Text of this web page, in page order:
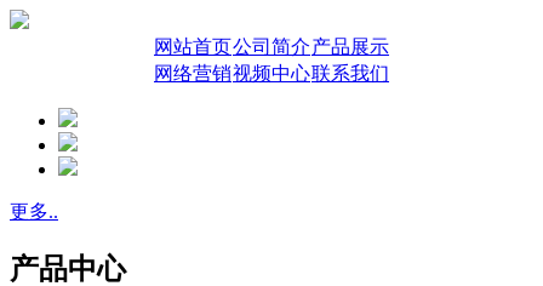
网站首页公司简介产品展示
网络营销视频中心联系我们
更多..
产品中心